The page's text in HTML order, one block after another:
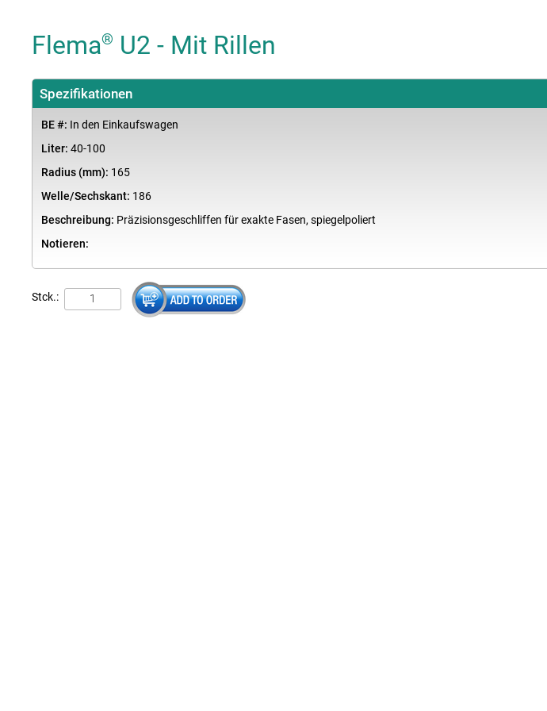
Flema® U2 - Mit Rillen
Spezifikationen
BE #: In den Einkaufswagen
Liter: 40-100
Radius (mm): 165
Welle/Sechskant: 186
Beschreibung: Präzisionsgeschliffen für exakte Fasen, spiegelpoliert
Notieren:
Stck.: